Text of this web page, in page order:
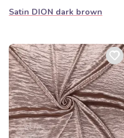
Satin DION dark brown